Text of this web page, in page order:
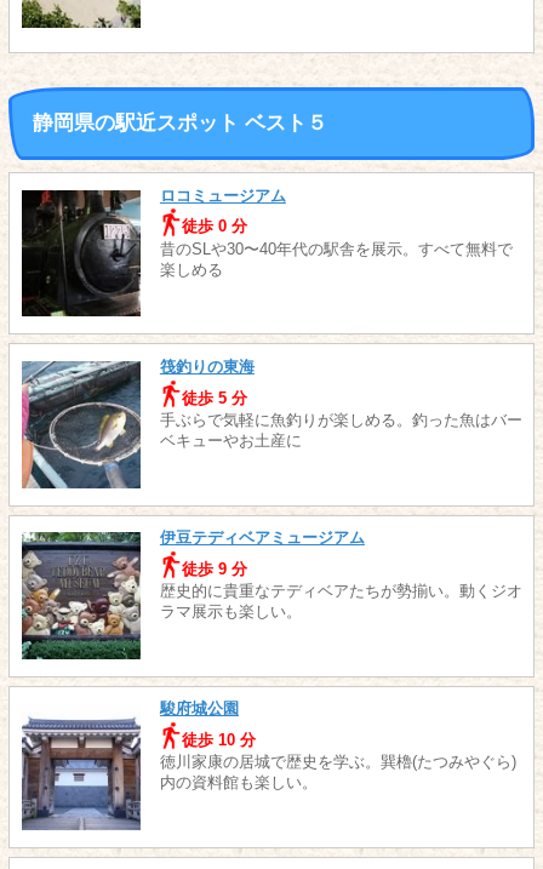
静岡県の駅近スポット ベスト５
ロコミュージアム
徒歩 0 分
昔のSLや30〜40年代の駅舎を展示。すべて無料で
楽しめる
筏釣りの東海
徒歩 5 分
手ぶらで気軽に魚釣りが楽しめる。釣った魚はバー
ベキューやお土産に
伊豆テディベアミュージアム
徒歩 9 分
歴史的に貴重なテディベアたちが勢揃い。動くジオ
ラマ展示も楽しい。
駿府城公園
徒歩 10 分
徳川家康の居城で歴史を学ぶ。巽櫓(たつみやぐら)
内の資料館も楽しい。